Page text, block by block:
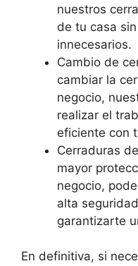
nuestros
de tu casa
innecesarios.
Cambio de
cambiar la
negocio,
realizar el
eficiente con
Cerraduras
mayor
negocio,
alta
garantizarte
En definitiva, si